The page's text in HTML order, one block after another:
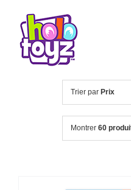
contenu
Trier par Prix
Montrer 60